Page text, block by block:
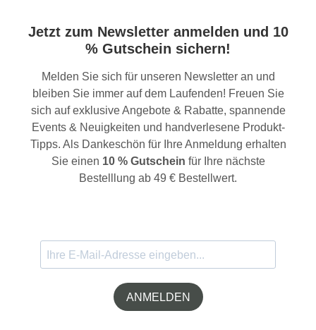
Jetzt zum Newsletter anmelden und 10
% Gutschein sichern!
Melden Sie sich für unseren Newsletter an und
bleiben Sie immer auf dem Laufenden! Freuen Sie
sich auf exklusive Angebote & Rabatte, spannende
Events & Neuigkeiten und handverlesene Produkt-
Tipps. Als Dankeschön für Ihre Anmeldung erhalten
Sie einen 10 % Gutschein für Ihre nächste
Bestelllung ab 49 € Bestellwert.
ANMELDEN